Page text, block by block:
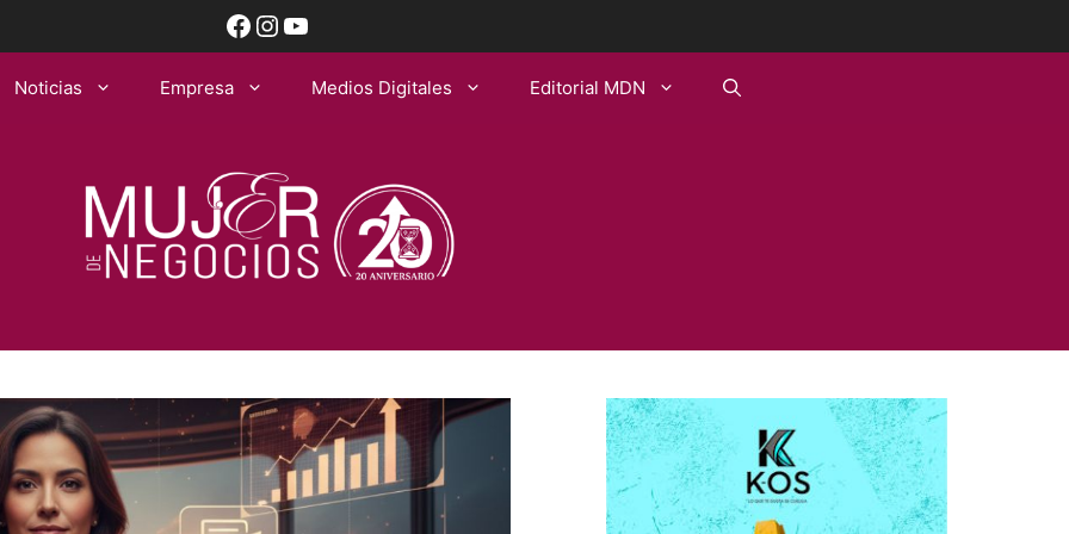
Facebook
Instagram
YouTube
Noticias Empresa Medios Digitales Editorial MDN